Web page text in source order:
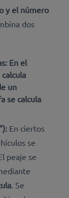
y el número
dos
En el
un
se calcula
En ciertos
se
El peaje se
. Se